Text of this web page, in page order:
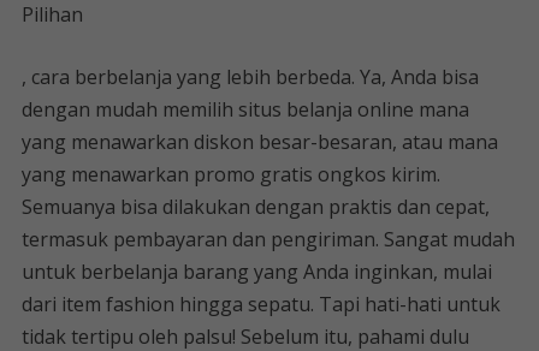
Pilihan
, cara berbelanja yang lebih berbeda. Ya, Anda bisa
dengan mudah memilih situs belanja online mana
yang menawarkan diskon besar-besaran, atau mana
yang menawarkan promo gratis ongkos kirim.
Semuanya bisa dilakukan dengan praktis dan cepat,
termasuk pembayaran dan pengiriman. Sangat mudah
untuk berbelanja barang yang Anda inginkan, mulai
dari item fashion hingga sepatu. Tapi hati-hati untuk
tidak tertipu oleh palsu! Sebelum itu, pahami dulu